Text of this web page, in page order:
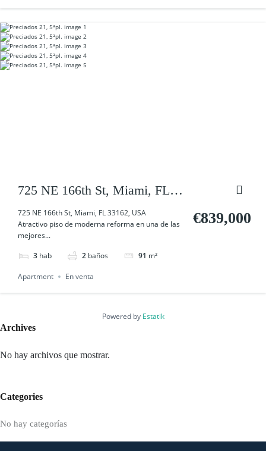
725 NE 166th St, Miami, FL
33162, USA
725 NE 166th St, Miami, FL 33162, USA
Atractivo piso de moderna reforma en una de las
mejores...
3 hab 2 baños 91 m²
€839,000
Apartment En venta
Powered by Estatik
Archives
No hay archivos que mostrar.
Categories
No hay categorías